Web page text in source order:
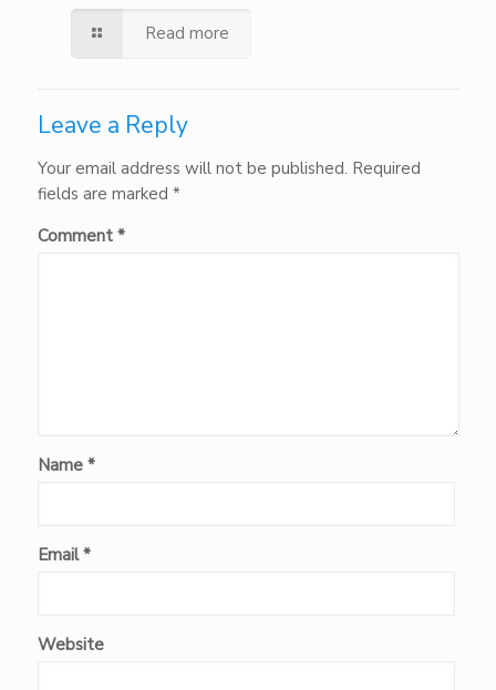
Read more
Leave a Reply
Your email address will not be published. Required
fields are marked *
Comment *
Name *
Email*
Website